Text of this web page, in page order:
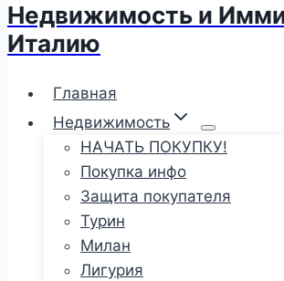
Недвижимость и
Италию
Главная
Недвижимость
НАЧАТЬ ПОКУПКУ!
Покупка инфо
Защита покупателя
Турин
Милан
Лигурия